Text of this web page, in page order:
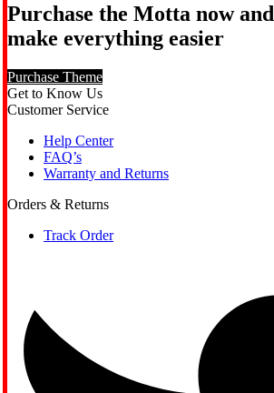
Purchase the Motta now and
make everything easier
Purchase Theme
Get to Know Us
Customer Service
Help Center
FAQ’s
Warranty and Returns
Orders & Returns
Track Order